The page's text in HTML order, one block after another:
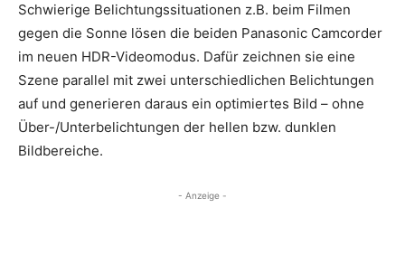
Schwierige Belichtungssituationen z.B. beim Filmen
gegen die Sonne lösen die beiden Panasonic Camcorder
im neuen HDR-Videomodus. Dafür zeichnen sie eine
Szene parallel mit zwei unterschiedlichen Belichtungen
auf und generieren daraus ein optimiertes Bild – ohne
Über-/Unterbelichtungen der hellen bzw. dunklen
Bildbereiche.
- Anzeige -